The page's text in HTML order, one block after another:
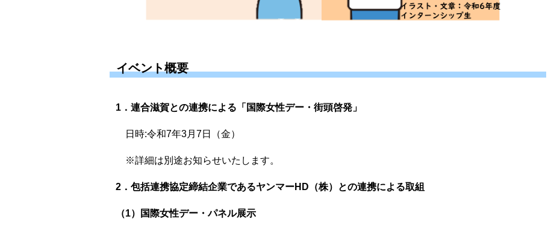
イベント概要
1．連合滋賀との連携による「国際女性デー・街頭啓発」
日時:令和7年3月7日（金）
※詳細は別途お知らせいたします。
2．包括連携協定締結企業であるヤンマーHD（株）との連携による取組
（1）国際女性デー・パネル展示